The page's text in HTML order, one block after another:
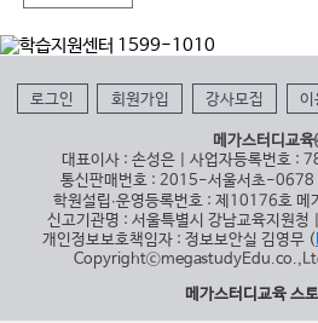
로그인 회원가입 강사모집 이
메가스터디교육
대표이사 : 손성은 | 사업자등록번호
통신판매번호 : 2015-서울서초-0678
학원설립∙운영등록번호 : 제10176호 메
신고기관명 : 서울특별시 강남교육지원
개인정보보호책임자 : 정보보안실 김영무 (
메가스터디교육 스